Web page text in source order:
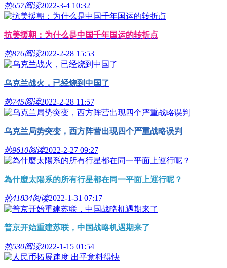
热657阅读2022-3-4 10:32
抗美援朝：为什么是中国千年国运的转折点
热876阅读2022-2-28 15:53
乌克兰战火，已经烧到中国了
热745阅读2022-2-28 11:57
乌克兰局势突变，西方阵营出现四个严重战略误判
热9610阅读2022-2-27 09:27
為什麼太陽系的所有行星都在同一平面上運行呢？
热41834阅读2022-1-31 07:17
普京开始重建苏联，中国战略机遇期来了
热530阅读2022-1-15 01:54